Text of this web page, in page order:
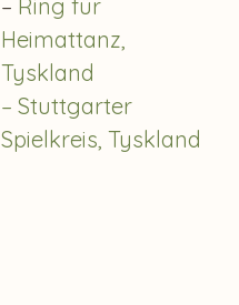
– Ring für
Heimattanz,
Tyskland
– Stuttgarter
Spielkreis, Tyskland